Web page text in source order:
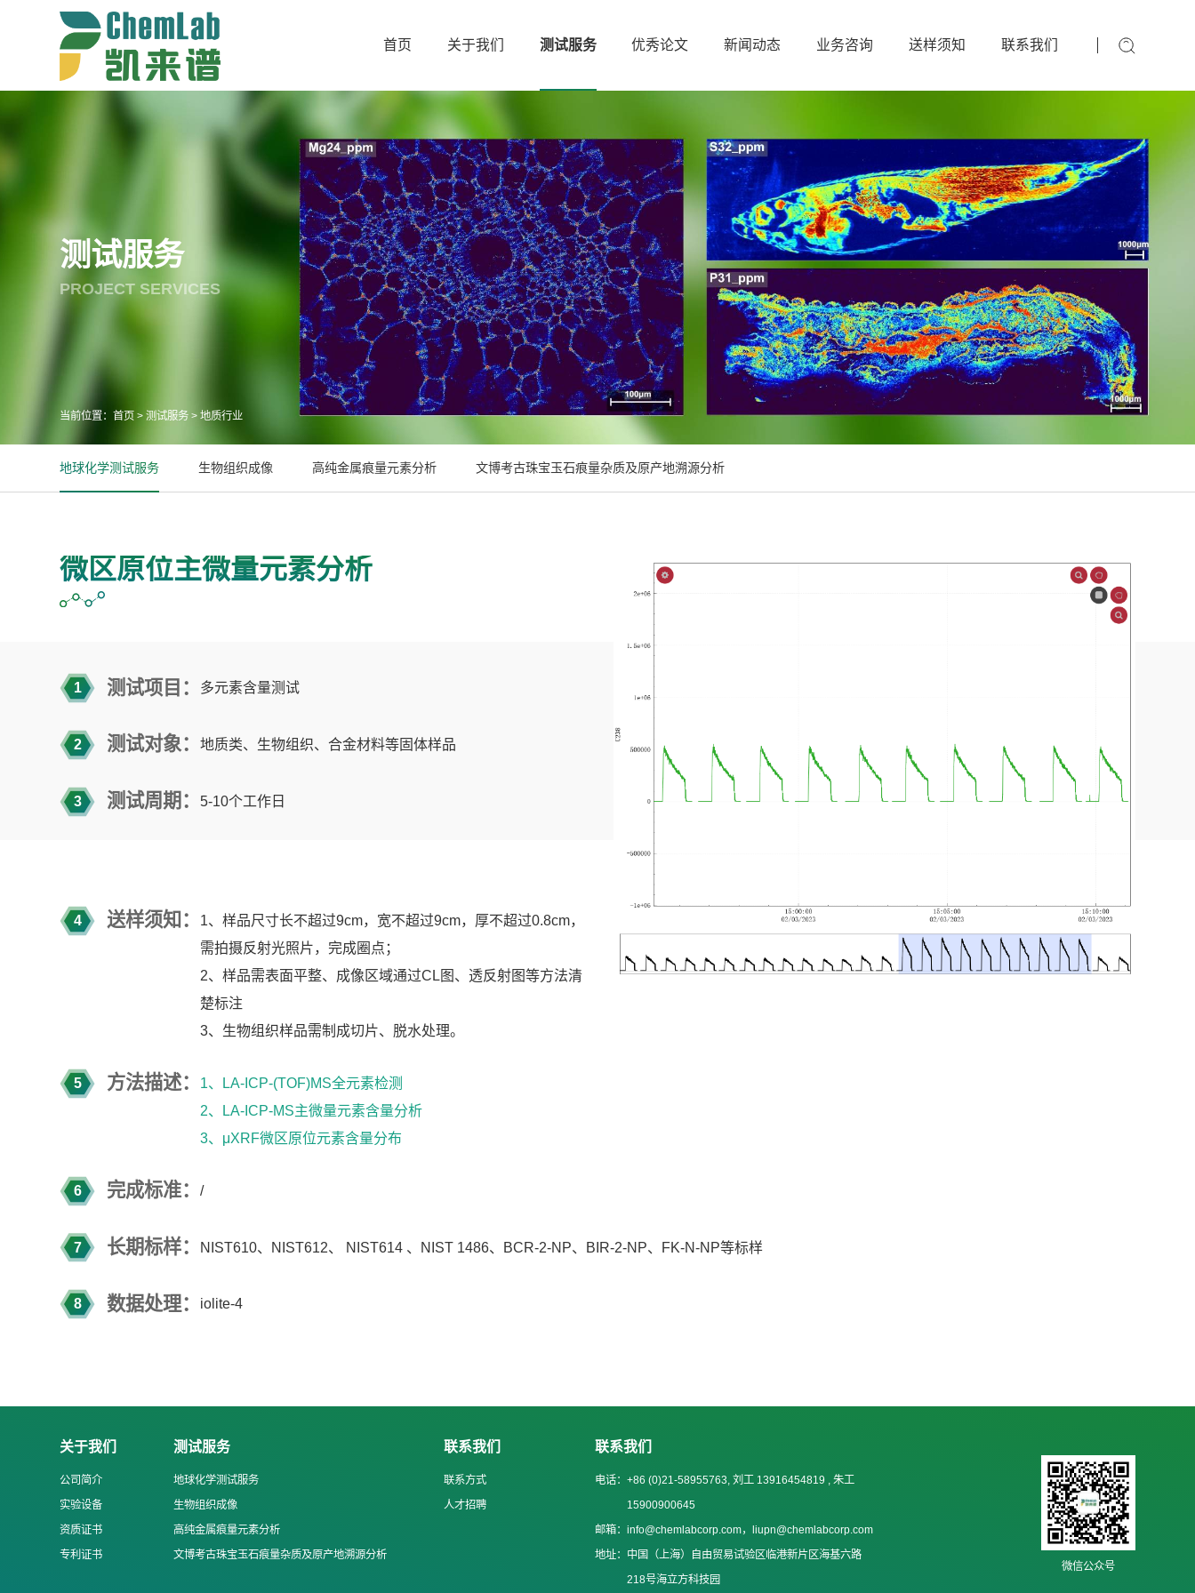
首页 关于我们 测试服务 优秀论文 新闻动态 业务咨询 送样须知 联系我们
测试服务
PROJECT SERVICES
当前位置：首页 >测试服务 >地质行业
地球化学测试服务 生物组织成像 高纯金属痕量元素分析 文博考古珠宝玉石痕量杂质及原产地溯源分析
微区原位主微量元素分析
1 测试项目： 多元素含量测试
2 测试对象：地质类、生物组织、合金材料等固体样品
3 测试周期：5-10个工作日
4 送样须知： 1、样品尺寸长不超过9cm，宽不超过9cm，厚不超过0.8cm，
需拍摄反射光照片，完成圈点；
2、样品需表面平整、成像区域通过CL 图、透反射图等方法清
楚标注
3、生物组织样品需制成切片、脱水处理。
5 方法描述：
1、LA-ICP-(TOF)MS全元素检测
2、LA-ICP-MS主微量元素含量分析
3、μXRF微区原位元素含量分布
6 完成标准：/
7 长期标样： NIST610、 NIST612、 NIST614 、 NIST 1486、 BCR-2-NP、 BIR-2-NP、FK-N-NP等标样
8 数据处理： iolite-4
关于我们
公司简介
实验设备
资质证书
专利证书
测试服务
地球化学测试服务
生物组织成像
高纯金属痕量元素分析
文博考古珠宝玉石痕量杂质及原产地溯源分析
联系我们
联系方式
人才招聘
联系我们
电话： +86 (0)21-58955763, 刘工 13916454819 , 朱工
15900900645
邮箱： info@chemlabcorp.com，liupn@chemlabcorp.com
地址： 中国（上海）自由贸易试验区临港新片区海基六路
218号海立方科技园
微信公众号